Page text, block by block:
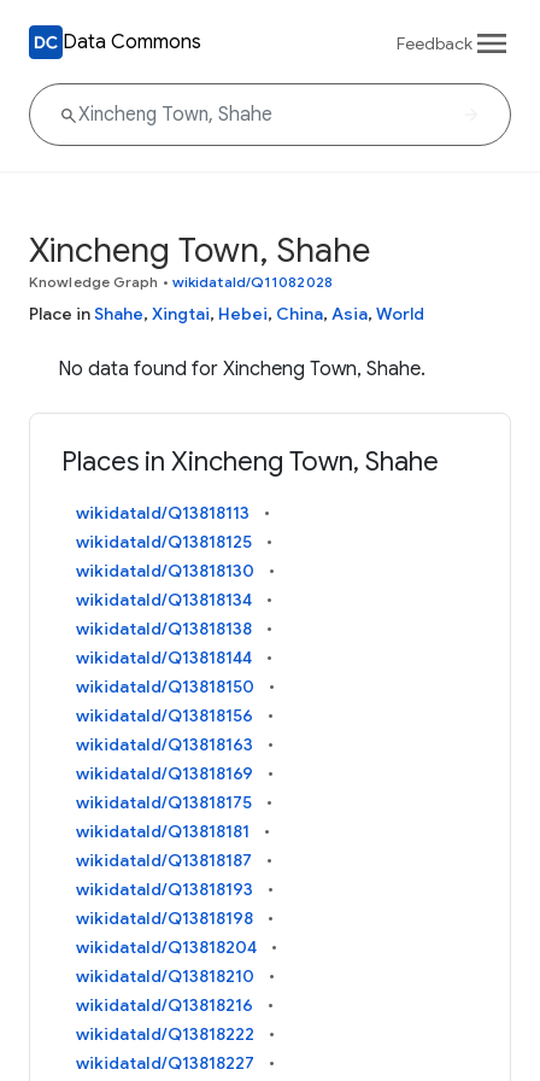
Data Commons Feedback
Xincheng Town, Shahe
Knowledge Graph • wikidataId/Q11082028
Place inShahe, Xingtai, Hebei, China, Asia, World
No data found for Xincheng Town, Shahe.
Places in Xincheng Town, Shahe
wikidataId/Q13818113
wikidataId/Q13818125
wikidataId/Q13818130
wikidataId/Q13818134
wikidataId/Q13818138
wikidataId/Q13818144
wikidataId/Q13818150
wikidataId/Q13818156
wikidataId/Q13818163
wikidataId/Q13818169
wikidataId/Q13818175
wikidataId/Q13818181
wikidataId/Q13818187
wikidataId/Q13818193
wikidataId/Q13818198
wikidataId/Q13818204
wikidataId/Q13818210
wikidataId/Q13818216
wikidataId/Q13818222
wikidataId/Q13818227